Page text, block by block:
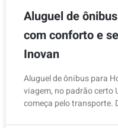
Aluguel de
com conforto e
Inovan
Aluguel de ônibus para
viagem, no padrão certo
começa pelo transporte.